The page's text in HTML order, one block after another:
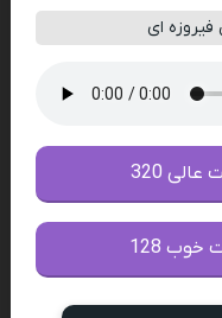
ای
320
128